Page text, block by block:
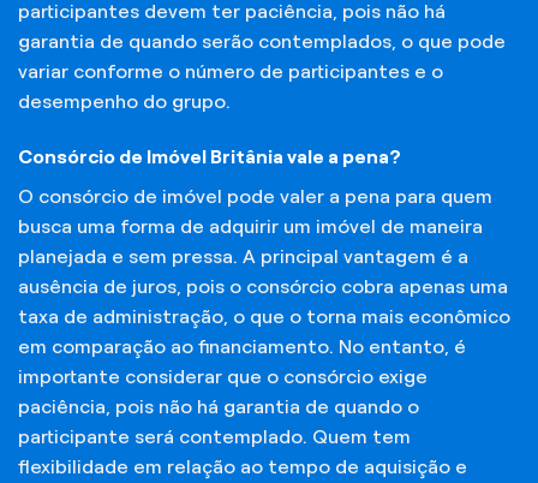
participantes devem ter paciência, pois não há
garantia de quando serão contemplados, o que pode
variar conforme o número de participantes e o
desempenho do grupo.
Consórcio de Imóvel Britânia vale a pena?
O consórcio de imóvel pode valer a pena para quem
busca uma forma de adquirir um imóvel de maneira
planejada e sem pressa. A principal vantagem é a
ausência de juros, pois o consórcio cobra apenas uma
taxa de administração, o que o torna mais econômico
em comparação ao financiamento. No entanto, é
importante considerar que o consórcio exige
paciência, pois não há garantia de quando o
participante será contemplado. Quem tem
flexibilidade em relação ao tempo de aquisição e